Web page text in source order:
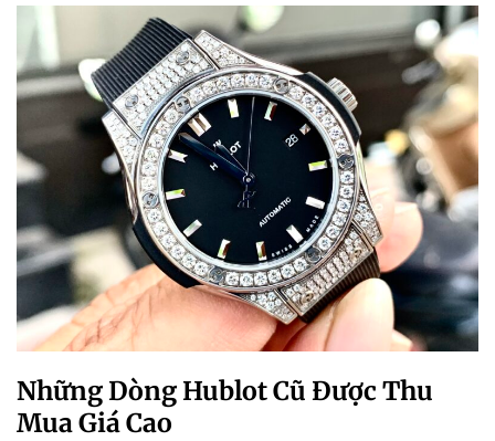
Những Dòng Hublot Cũ Được Thu
Mua Giá Cao